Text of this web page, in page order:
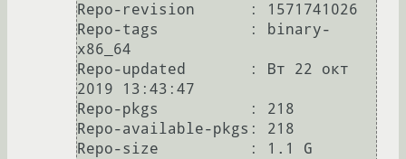
Repo-revision      : 1571741026
Repo-tags          : binary-
x86_64
Repo-updated       : Вт 22 окт
2019 13:43:47
Repo-pkgs          : 218
Repo-available-pkgs: 218
Repo-size          : 1.1 G